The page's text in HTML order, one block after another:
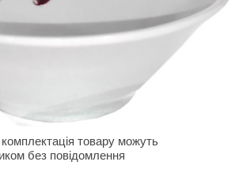
товару можуть
без повідомлення